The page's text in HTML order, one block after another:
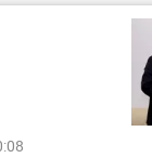
Ukraina